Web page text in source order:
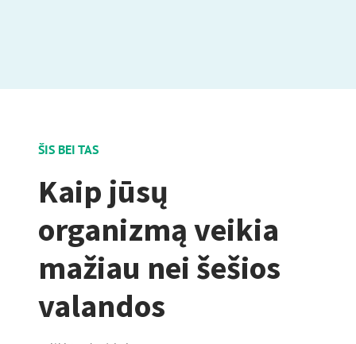
ŠIS BEI TAS
Kaip jūsų
organizmą veikia
mažiau nei šešios
valandos